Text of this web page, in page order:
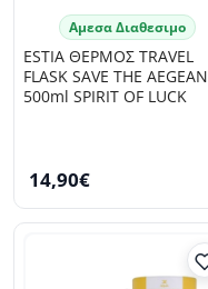
Αμεσα Διαθεσιμο
ESTIA ΘΕΡΜΟΣ TRAVEL
FLASK SAVE THE AEGEAN
500ml SPIRIT OF LUCK
14,90€